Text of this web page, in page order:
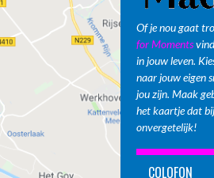
Of je nou gaat
for Momentsvind
in jouw leven.
naar jouw eigen
jou zijn. Maak
het kaartje dat
onvergetelijk!
COLOFON